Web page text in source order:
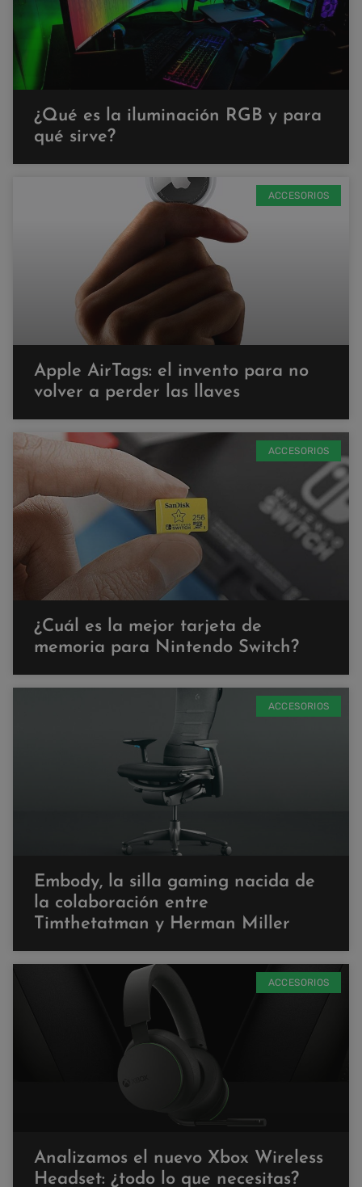
¿Qué es la iluminación RGB y para
qué sirve?
ACCESORIOS
Apple AirTags: el invento para no
volver a perder las llaves
ACCESORIOS
¿Cuál es la mejor tarjeta de
memoria para Nintendo Switch?
ACCESORIOS
Embody, la silla gaming nacida de
la colaboración entre
Timthetatman y Herman Miller
ACCESORIOS
Analizamos el nuevo Xbox Wireless
Headset: ¿todo lo que necesitas?